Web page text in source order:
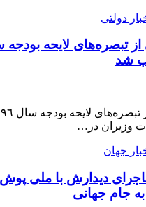
دولتی
شد
وزیران در…
جهان
دیدارش با ملی
جام جهانی